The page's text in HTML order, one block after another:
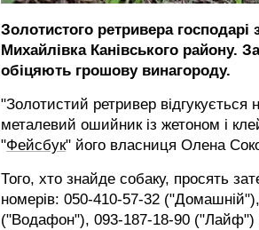
Золотистого ретривера господарі
Михайлівка Канівського району.
обіцяють грошову винагороду.
"Золотистий ретривер відгукується
металевий ошийник із жетоном і
"Фейсбук" його власниця Олена
Того, хто знайде собаку, просять
номерів: 050-410-57-32
("Водафон"), 093-187-18-90 ("Лайф")